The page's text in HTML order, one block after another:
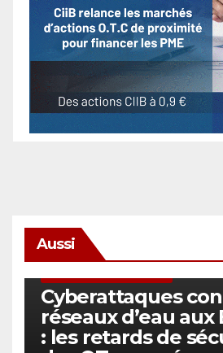
Aussi
Cyberattaques
réseaux d’eau aux
: les retards de